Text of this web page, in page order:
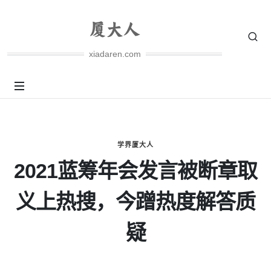
xiadaren.com
学界厦大人
2021蓝筹年会发言被断章取
义上热搜，今蹭热度解答质
疑